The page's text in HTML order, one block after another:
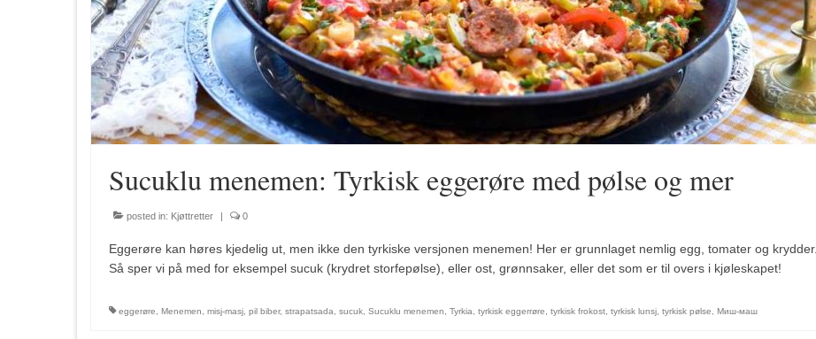
Sucuklu menemen: Tyrkisk eggerøre med pølse og mer
posted in: Kjøttretter | 0
Eggerøre kan høres kjedelig ut, men ikke den tyrkiske versjonen menemen! Her er grunnlaget nemlig egg, tomater og krydder.
Så sper vi på med for eksempel sucuk (krydret storfepølse), eller ost, grønnsaker, eller det som er til overs i kjøleskapet!
eggerøre Menemen misj-masj pil biber, strapatsada sucuk Sucuklu menemen Tyrkia tyrkisk eggerrøre tyrkisk frokost tyrkisk lunsj tyrkisk pølse Миш-маш